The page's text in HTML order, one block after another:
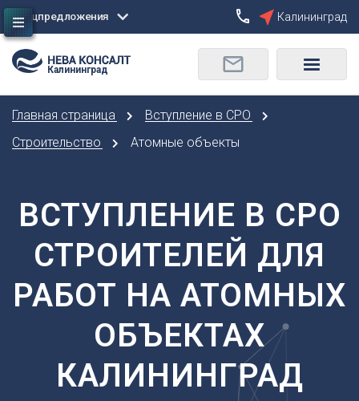
Сбросить
Москва
Санкт-Петербург
Б
Барнаул
Белгород
Брянск
В
Владивосток
Владикавказ
Волгоград
О
Орел
Оренбург
Пермь
Р
Ростов-на-Дону
Рязань
С
Самара
Саранск
Саратов
Севастополь
Спецпредложения Калининград
Калининград
Главная страница
Вступление в СРО
Строительство
Атомные объекты
ВСТУПЛЕНИЕ В СРО
СТРОИТЕЛЕЙ ДЛЯ
РАБОТ НА АТОМНЫХ
ОБЪЕКТАХ
КАЛИНИНГРАД